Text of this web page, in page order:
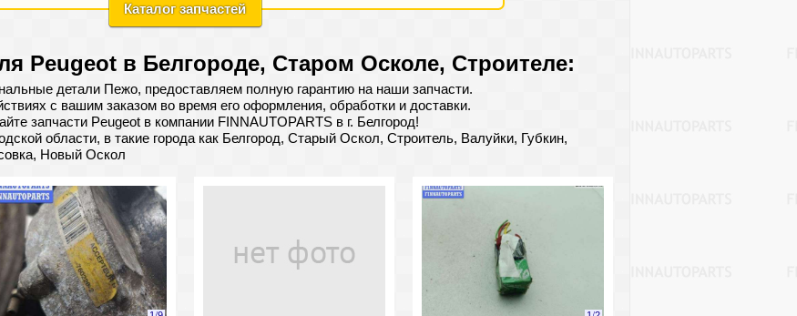
Каталог запчастей
Peugeot в Белгороде, Старом Осколе, Строителе:
детали Пежо, предоставляем полную гарантию на наши запчасти.
с вашим заказом во время его оформления, обработки и доставки.
запчасти Peugeot в компании FINNAUTOPARTS в г. Белгород!
области, в такие города как Белгород, Старый Оскол, Строитель, Валуйки, Губкин,
Новый Оскол